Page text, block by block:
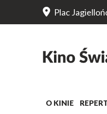
Plac
O KINIE